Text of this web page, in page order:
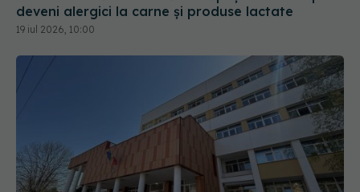
19 iul 2026, 10:00